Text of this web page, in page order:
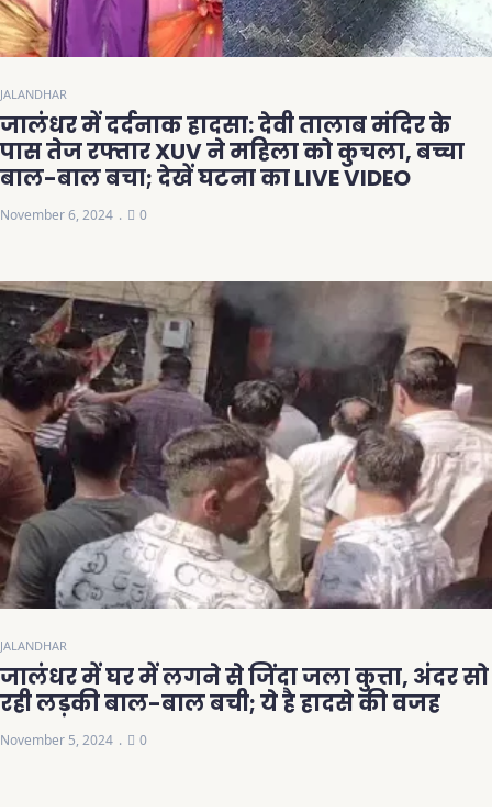
JALANDHAR
जालंधर में दर्दनाक हादसा: देवी तालाब मंदिर के
पास तेज रफ्तार XUV ने महिला को कुचला, बच्चा
बाल-बाल बचा; देखें घटना का LIVE VIDEO
November 6, 2024 0
JALANDHAR
जालंधर में घर में लगने से जिंदा जला कुत्ता, अंदर सो
रही लड़की बाल-बाल बची; ये है हादसे की वजह
November 5, 2024 0